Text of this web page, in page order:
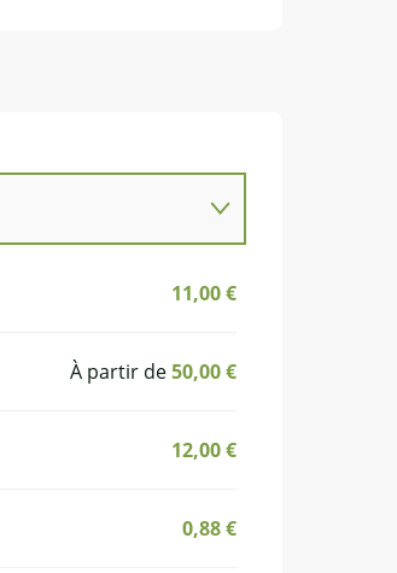
11,00 €
À partir de50,00 €
12,00 €
0,88 €